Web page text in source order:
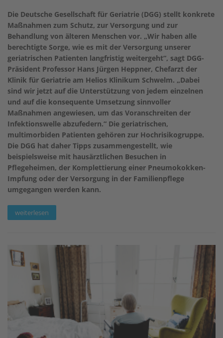
Die Deutsche Gesellschaft für Geriatrie (DGG) stellt konkrete
Maßnahmen zum Schutz, zur Versorgung und zur
Behandlung von älteren Menschen vor. „Wir haben alle
berechtigte Sorge, wie es mit der Versorgung unserer
geriatrischen Patienten langfristig weitergeht“, sagt DGG-
Präsident Professor Hans Jürgen Heppner, Chefarzt der
Klinik für Geriatrie am Helios Klinikum Schwelm. „Dabei
sind wir jetzt auf die Unterstützung von jedem einzelnen
und auf die konsequente Umsetzung sinnvoller
Maßnahmen angewiesen, um das Voranschreiten der
Infektionswelle abzufedern.“ Die geriatrischen,
multimorbiden Patienten gehören zur Hochrisikogruppe.
Die DGG hat daher Tipps zusammengestellt, wie
beispielsweise mit hausärztlichen Besuchen in
Pflegeheimen, der Komplettierung einer Pneumokokken-
Impfung oder der Versorgung in der Familienpflege
umgegangen werden kann.
weiterlesen